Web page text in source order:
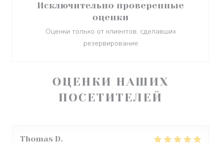
ОЦЕНКИ НАШИХ
ПОСЕТИТЕЛЕЙ
Thomas D
Исключительно проверенные
оценки
Оценки только от клиентов, сделавших
резервирование